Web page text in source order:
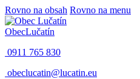
Rovno na obsah Rovno na menu
ObecLučatín
0911 765 830
obeclucatin@lucatin.eu